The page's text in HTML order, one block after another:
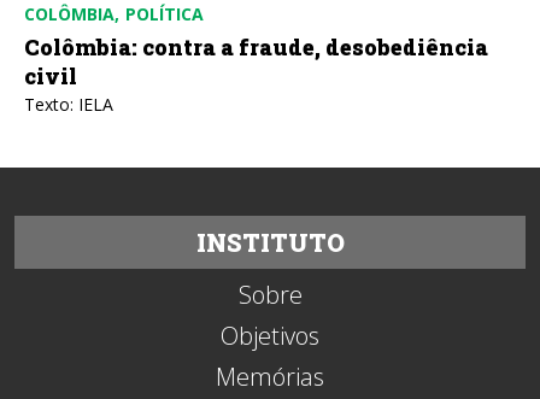
COLÔMBIA POLÍTICA
Colômbia: contra a fraude, desobediência
civil
Texto: IELA
INSTITUTO
Sobre
Objetivos
Memórias